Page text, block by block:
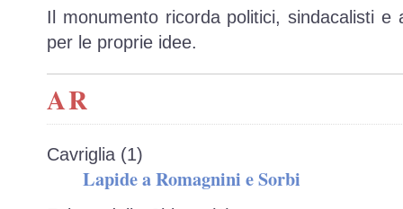
Il monumento ricorda politici, sindacalisti e
per le proprie idee.
AR
Cavriglia (1)
Lapide a Romagnini e Sorbi